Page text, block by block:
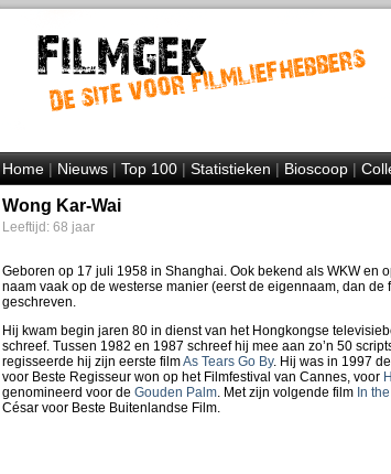
Home|Nieuws|Top 100|Statistieken|Bioscoop|
Wong Kar-Wai
Leeftijd: 68 jaar
Geboren op 17 juli 1958 in Shanghai. Ook bekend als WKW en
naam vaak op de westerse manier (eerst de eigennaam, dan de
geschreven.
Hij kwam begin jaren 80 in dienst van het Hongkongse
schreef. Tussen 1982 en 1987 schreef hij mee aan zo’n 50
regisseerde hij zijn eerste filmAs Tears Go By. Hij was in 1997
voor Beste Regisseur won op het Filmfestival van Cannes, voor
genomineerd voor de Gouden Palm. Met zijn volgende film In
César voor Beste Buitenlandse Film.